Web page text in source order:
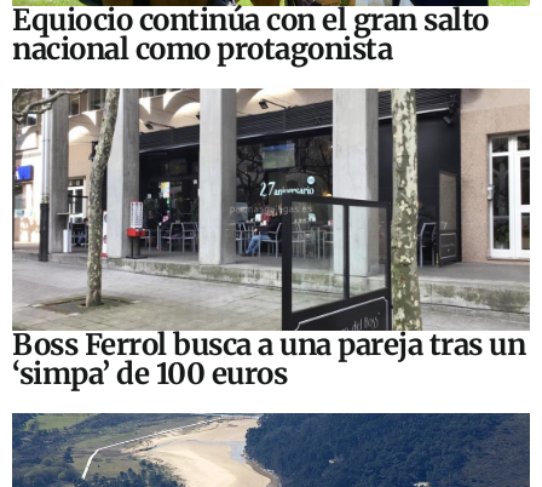
Equiocio continúa con el gran salto
nacional como protagonista
Boss Ferrol busca a una pareja tras un
‘simpa’ de 100 euros